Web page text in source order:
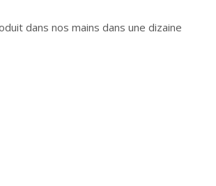
dans nos mains dans une dizaine